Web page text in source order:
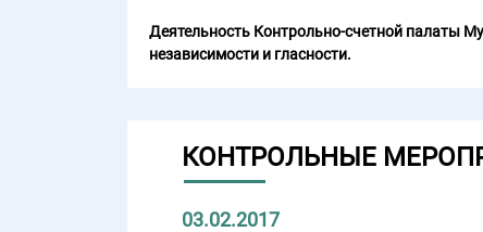
Деятельность Контрольно-счетной палаты
независимости и гласности.
КОНТРОЛЬНЫЕ
03.02.2017